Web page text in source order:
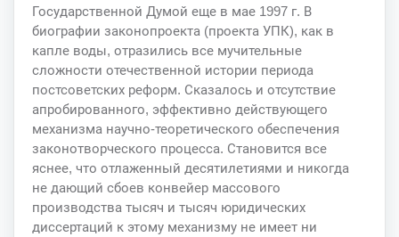
Государственной Думой еще в мае 1997 г. В
биографии законопроекта (проекта УПК), как в
капле воды, отразились все мучительные
сложности отечественной истории периода
постсоветских реформ. Сказалось и отсутствие
апробированного, эффективно действующего
механизма научно-теоретического обеспечения
законотворческого процесса. Становится все
яснее, что отлаженный десятилетиями и никогда
не дающий сбоев конвейер массового
производства тысяч и тысяч юридических
диссертаций к этому механизму не имеет ни